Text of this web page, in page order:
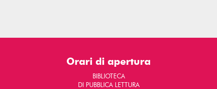
Orari di apertura
BIBLIOTECA
DI PUBBLICA LETTURA